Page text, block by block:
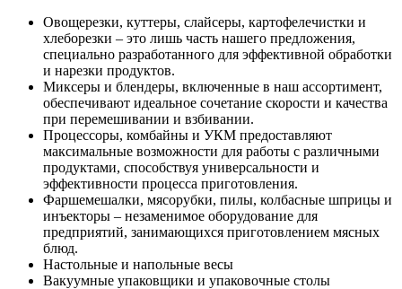
Овощерезки, куттеры, слайсеры, картофелечистки и
хлеборезки – это лишь часть нашего предложения,
специально разработанного для эффективной обработки
и нарезки продуктов.
Миксеры и блендеры, включенные в наш ассортимент,
обеспечивают идеальное сочетание скорости и качества
при перемешивании и взбивании.
Процессоры, комбайны и УКМ предоставляют
максимальные возможности для работы с различными
продуктами, способствуя универсальности и
эффективности процесса приготовления.
Фаршемешалки, мясорубки, пилы, колбасные шприцы и
инъекторы – незаменимое оборудование для
предприятий, занимающихся приготовлением мясных
блюд.
Настольные и напольные весы
Вакуумные упаковщики и упаковочные столы